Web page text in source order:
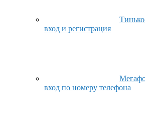
вход и регистрация
вход по номеру телефона